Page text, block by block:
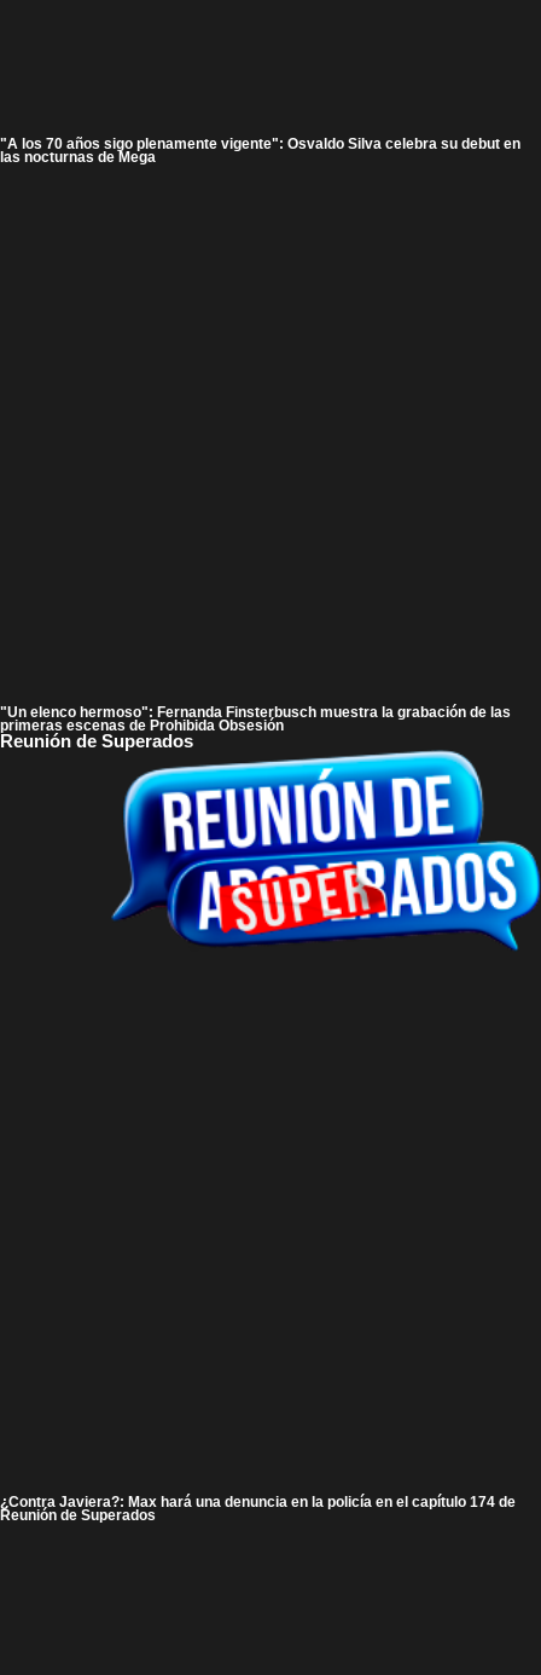
"A los 70 años sigo plenamente vigente": Osvaldo Silva celebra su debut en
las nocturnas de Mega
"Un elenco hermoso": Fernanda Finsterbusch muestra la grabación de las
primeras escenas de Prohibida Obsesión
Reunión de Superados
¿Contra Javiera?: Max hará una denuncia en la policía en el capítulo 174 de
Reunión de Superados